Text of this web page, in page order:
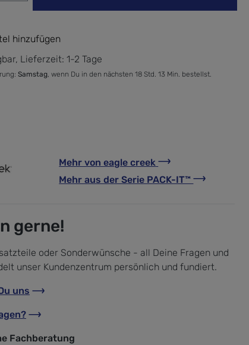
hinzufügen
Lieferzeit: 1-2 Tage
Samstag , wenn Du in den nächsten 18 Std. 13 Min. bestellst.
Mehr voneagle creek
Mehr aus der Serie PACK-IT™
gerne!
oder Sonderwünsche - all Deine Fragen und
unser Kundenzentrum persönlich und fundiert.
uns
Fachberatung